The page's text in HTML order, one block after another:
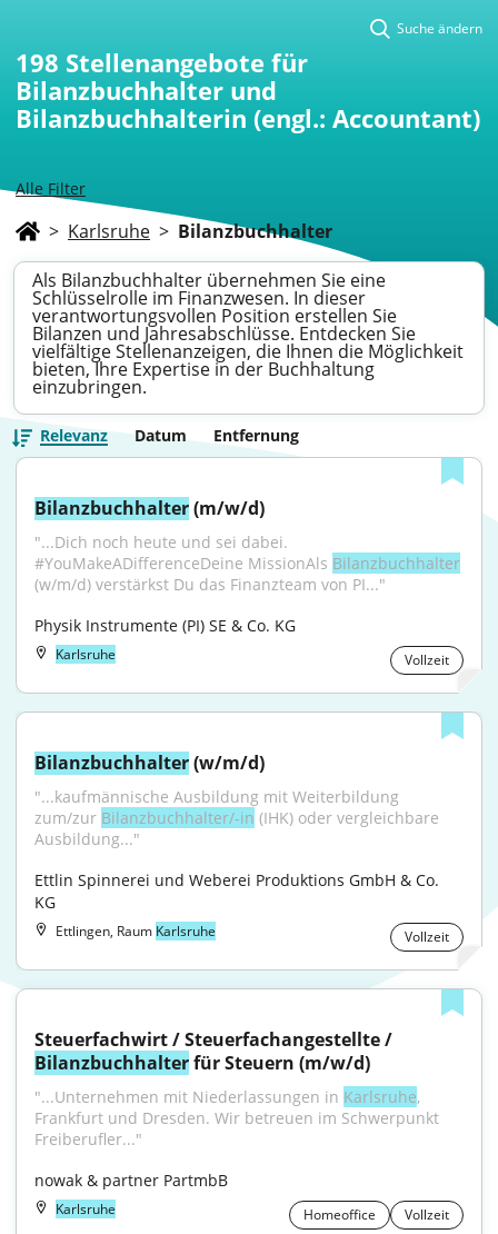
Alle Filter
Suche ändern
198 Stellenangebote für
Bilanzbuchhalter und
Bilanzbuchhalterin (engl.: Accountant)
> Karlsruhe > Bilanzbuchhalter
Als Bilanzbuchhalter übernehmen Sie eine
Schlüsselrolle im Finanzwesen. In dieser
verantwortungsvollen Position erstellen Sie
Bilanzen und Jahresabschlüsse. Entdecken Sie
vielfältige Stellenanzeigen, die Ihnen die Möglichkeit
bieten, Ihre Expertise in der Buchhaltung
einzubringen.
Relevanz Datum Entfernung
Bilanzbuchhalter (m/w/d)
"...Dich noch heute und sei dabei.
#YouMakeADifferenceDeine MissionAls Bilanzbuchhalter
(w/m/d) verstärkst Du das Finanzteam von PI..."
Physik Instrumente (PI) SE & Co. KG
Karlsruhe Vollzeit
Bilanzbuchhalter (w/m/d)
"...kaufmännische Ausbildung mit Weiterbildung
zum/zur Bilanzbuchhalter/-in (IHK) oder vergleichbare
Ausbildung..."
Ettlin Spinnerei und Weberei Produktions GmbH & Co.
KG
Ettlingen, Raum Karlsruhe Vollzeit
Bilanzbuchhalter für Steuern (m/w/d)
"...Unternehmen mit Niederlassungen in Karlsruhe,
Frankfurt und Dresden. Wir betreuen im Schwerpunkt
Freiberufler..."
nowak & partner PartmbB
Karlsruhe Homeoffice Vollzeit